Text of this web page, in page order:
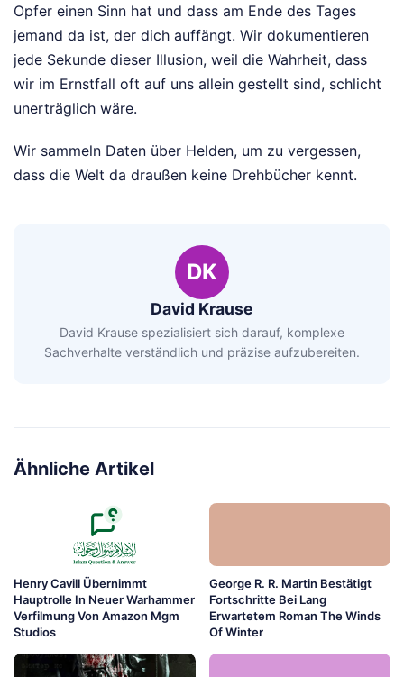
Opfer einen Sinn hat und dass am Ende des Tages
jemand da ist, der dich auffängt. Wir dokumentieren
jede Sekunde dieser Illusion, weil die Wahrheit, dass
wir im Ernstfall oft auf uns allein gestellt sind, schlicht
unerträglich wäre.
Wir sammeln Daten über Helden, um zu vergessen,
dass die Welt da draußen keine Drehbücher kennt.
DK
David Krause
David Krause spezialisiert sich darauf, komplexe
Sachverhalte verständlich und präzise aufzubereiten.
Ähnliche Artikel
Henry Cavill Übernimmt
Hauptrolle In Neuer Warhammer
Verfilmung Von Amazon Mgm
Studios
George R. R. Martin Bestätigt
Fortschritte Bei Lang
Erwartetem Roman The Winds
Of Winter